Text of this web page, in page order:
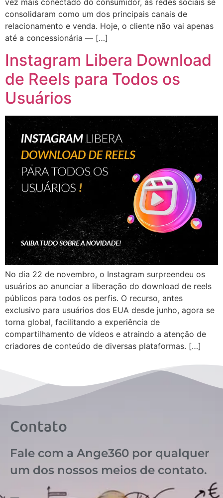
consolidaram como um dos principais canais de
relacionamento e venda. Hoje, o cliente não vai apenas
até a concessionária — […]
Instagram Libera Download
de Reels para Todos os
Usuários
No dia 22 de novembro, o Instagram surpreendeu os
usuários ao anunciar a liberação do download de reels
públicos para todos os perfis. O recurso, antes
exclusivo para usuários dos EUA desde junho, agora se
torna global, facilitando a experiência de
compartilhamento de vídeos e atraindo a atenção de
criadores de conteúdo de diversas plataformas. […]
Contato
Fale com a Ange360 por qualquer
um dos nossos meios de contato.